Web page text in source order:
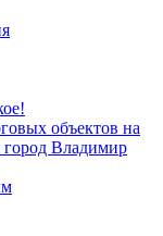
объектов на
город Владимир